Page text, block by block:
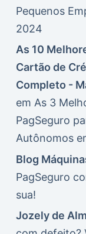
Pequenos
2024
As 10
Cartão de
Completo -
em As 3
PagSeguro
Autônomos
Blog
PagSeguro
sua!
Jozely de